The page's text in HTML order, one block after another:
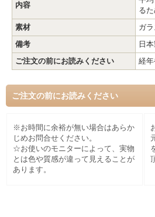
内容
る
素材
ガラ
備考
日
ご注文の前にお読みください
経年
ご注文の前にお読みください
※お時間に余裕が無い場合はあらか
じめお問合せください。
☆お使いのモニターによって、実物
とは色や質感が違って見えることが
あります。